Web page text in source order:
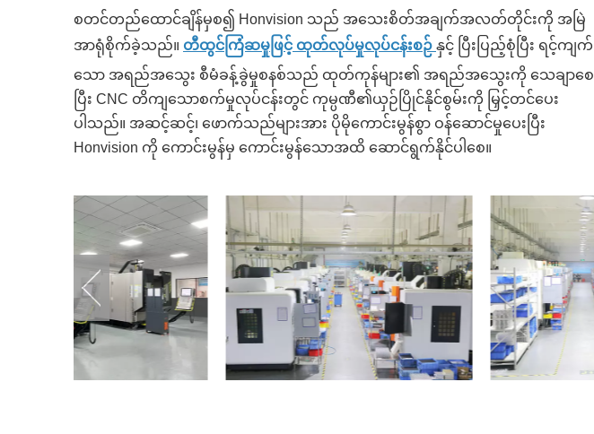
စတင်တည်ထောင်ချိန်မှစ၍ Honvision သည် အသေးစိတ်အချက်အလတ်တိုင်းကို အမြဲ
အာရုံစိုက်ခဲ့သည်။ တီထွင်ကြံဆမှုဖြင့် ထုတ်လုပ်မှုလုပ်ငန်းစဉ် နှင့် ပြီးပြည့်စုံပြီး ရင့်ကျက်
သော အရည်အသွေး စီမံခန့်ခွဲမှုစနစ်သည် ထုတ်ကုန်များ၏ အရည်အသွေးကို သေချာစေ
ပြီး CNC တိကျသောစက်မှုလုပ်ငန်းတွင် ကုမ္ပဏီ၏ယှဉ်ပြိုင်နိုင်စွမ်းကို မြှင့်တင်ပေး
ပါသည်။ အဆင့်ဆင့်၊ ဖောက်သည်များအား ပိုမိုကောင်းမွန်စွာ ဝန်ဆောင်မှုပေးပြီး
Honvision ကို ကောင်းမွန်မှ ကောင်းမွန်သောအထိ ဆောင်ရွက်နိုင်ပါစေ။